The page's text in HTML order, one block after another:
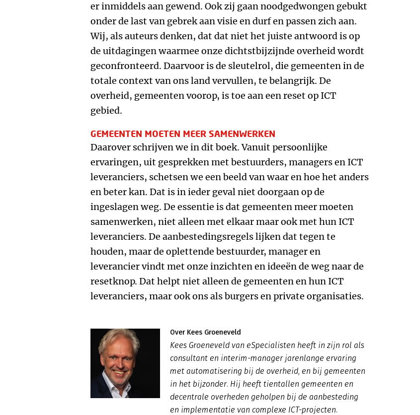
er inmiddels aan gewend. Ook zij gaan noodgedwongen gebukt
onder de last van gebrek aan visie en durf en passen zich aan.
Wij, als auteurs denken, dat dat niet het juiste antwoord is op
de uitdagingen waarmee onze dichtstbijzijnde overheid wordt
geconfronteerd. Daarvoor is de sleutelrol, die gemeenten in de
totale context van ons land vervullen, te belangrijk. De
overheid, gemeenten voorop, is toe aan een reset op ICT
gebied.
GEMEENTEN MOETEN MEER SAMENWERKEN
Daarover schrijven we in dit boek. Vanuit persoonlijke
ervaringen, uit gesprekken met bestuurders, managers en ICT
leveranciers, schetsen we een beeld van waar en hoe het anders
en beter kan. Dat is in ieder geval niet doorgaan op de
ingeslagen weg. De essentie is dat gemeenten meer moeten
samenwerken, niet alleen met elkaar maar ook met hun ICT
leveranciers. De aanbestedingsregels lijken dat tegen te
houden, maar de oplettende bestuurder, manager en
leverancier vindt met onze inzichten en ideeën de weg naar de
resetknop. Dat helpt niet alleen de gemeenten en hun ICT
leveranciers, maar ook ons als burgers en private organisaties.
Over Kees Groeneveld
Kees Groeneveld van eSpecialisten heeft in zijn rol als
consultant en interim-manager jarenlange ervaring
met automatisering bij de overheid, en bij gemeenten
in het bijzonder. Hij heeft tientallen gemeenten en
decentrale overheden geholpen bij de aanbesteding
en implementatie van complexe ICT-projecten.